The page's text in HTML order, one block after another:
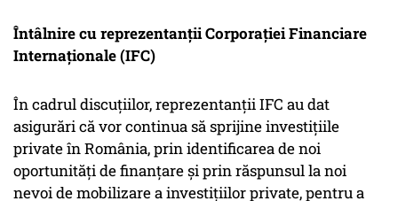
Întâlnire cu reprezentanții Corporației Financiare
Internaționale (IFC)
În cadrul discuțiilor, reprezentanții IFC au dat
asigurări că vor continua să sprijine investițiile
private în România, prin identificarea de noi
oportunități de finanțare și prin răspunsul la noi
nevoi de mobilizare a investițiilor private, pentru a